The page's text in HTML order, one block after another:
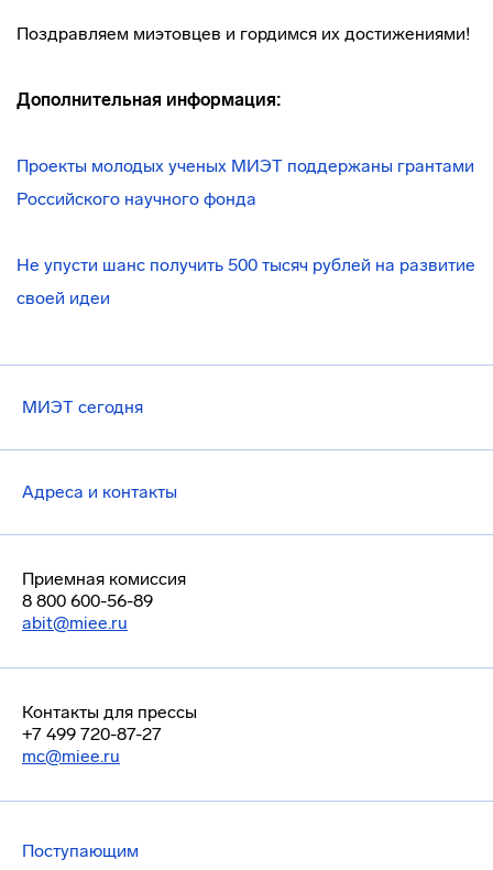
Поздравляем миэтовцев и гордимся их достижениями!
Дополнительная информация:
Проекты молодых ученых МИЭТ поддержаны грантами
Российского научного фонда
Не упусти шанс получить 500 тысяч рублей на развитие
своей идеи
МИЭТ сегодня
Адреса и контакты
Приемная комиссия
8 800 600-56-89
abit@miee.ru
Контакты для прессы
+7 499 720-87-27
mc@miee.ru
Поступающим